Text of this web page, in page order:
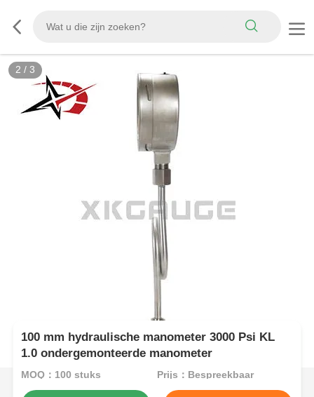
2 / 3
100 mm hydraulische manometer 3000 Psi KL
1.0 ondergemonteerde manometer
MOQ：100 stuks Prijs：Bespreekbaar